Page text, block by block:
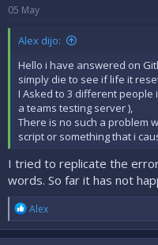
05 May
Alex dijo:
Hello i have answered on
simply die to see if life it
I Asked to 3 different
a teams testing server ),
There is no such a problem
script or something that i
I tried to replicate the
words. So far it has not
R
e
a
Alex